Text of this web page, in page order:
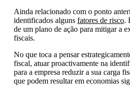
Ainda relacionado com o ponto
identificados alguns fatores de risco.
de um plano de ação para mitigar a
fiscais.
No que toca a pensar
fiscal, atuar proactivamente na
para a empresa reduzir a sua carga
que podem resultar em economias